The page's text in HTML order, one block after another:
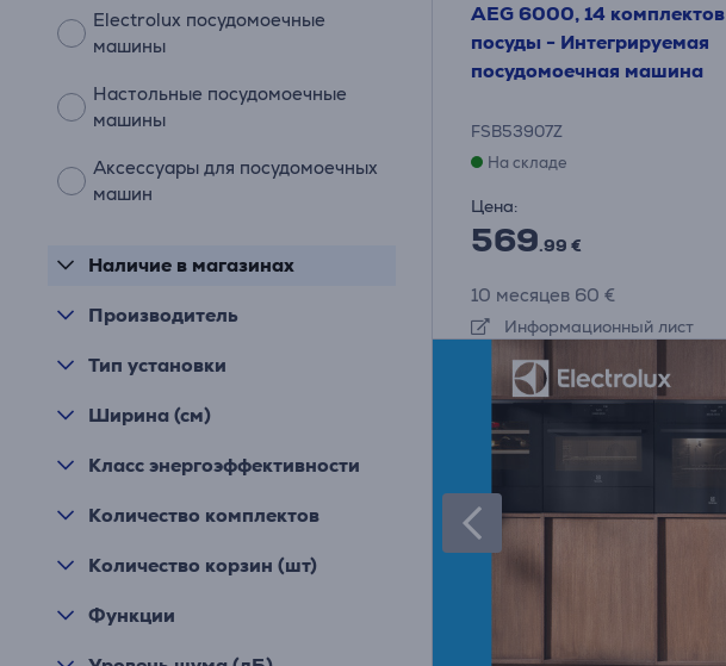
Electrolux посудомоечные
машины
Настольные посудомоечные
машины
Аксессуары для посудомоечных
машин
Наличие в магазинах
Производитель
Тип установки
Ширина (см)
Класс энергоэффективности
Количество комплектов
Количество корзин (шт)
Функции
AEG 6000, 14 комплектов
посуды - Интегрируемая
посудомоечная машина
FSB53907Z
На складе
Цена:
569.99 €
10 месяцев 60 €
Информационный лист